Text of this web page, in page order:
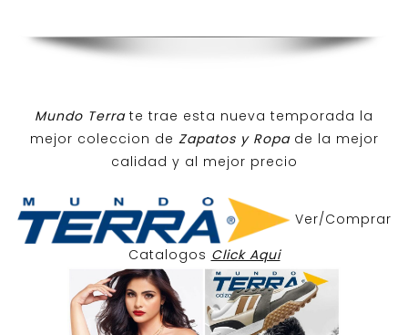
Mundo Terra te trae esta nueva temporada la
mejor coleccion de Zapatos y Ropa de la mejor
calidad y al mejor precio
Ver/Comprar
Catalogos Click Aqui